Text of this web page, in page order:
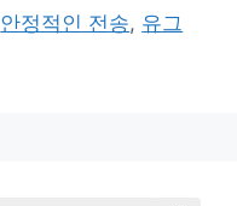
안정적인 전송, 유그